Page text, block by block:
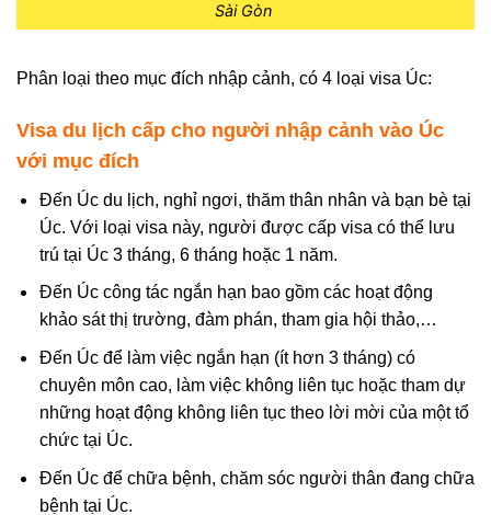
Sài Gòn
Phân loại theo mục đích nhập cảnh, có 4 loại visa Úc:
Visa du lịch cấp cho người nhập cảnh vào Úc
với mục đích
Đến Úc du lịch, nghỉ ngơi, thăm thân nhân và bạn bè tại
Úc. Với loại visa này, người được cấp visa có thể lưu
trú tại Úc 3 tháng, 6 tháng hoặc 1 năm.
Đến Úc công tác ngắn hạn bao gồm các hoạt động
khảo sát thị trường, đàm phán, tham gia hội thảo,…
Đến Úc để làm việc ngắn hạn (ít hơn 3 tháng) có
chuyên môn cao, làm việc không liên tục hoặc tham dự
những hoạt động không liên tục theo lời mời của một tổ
chức tại Úc.
Đến Úc để chữa bệnh, chăm sóc người thân đang chữa
bệnh tại Úc.